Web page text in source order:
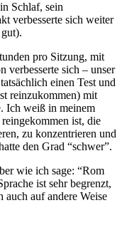
Schlaf, sein
verbesserte sich weiter
pro Sitzung, mit
verbesserte sich – unser
einen Test und
reinzukommen) mit
Ich weiß in meinem
ist, die
zu konzentrieren und
den Grad “schwer”.
wie ich sage: “Rom
ist sehr begrenzt,
auch auf andere Weise